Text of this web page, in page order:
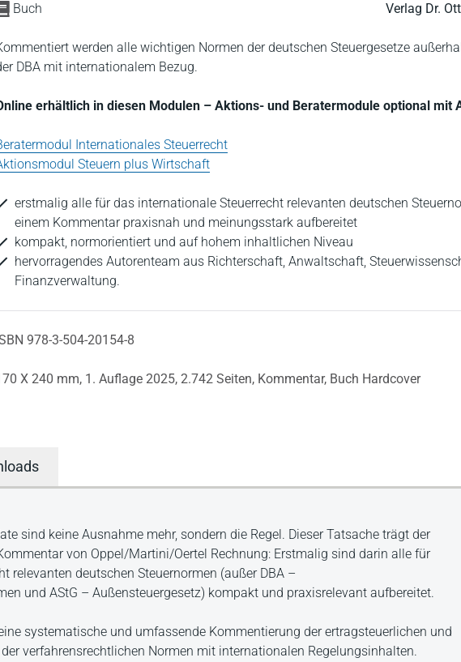
Buch Verlag Dr.
werden alle wichtigen Normen der deutschen Steuergesetze
DBA mit internationalem Bezug.
erhältlich in diesen Modulen – Aktions- und Beratermodule optional mit
Internationales Steuerrecht
Steuern plus Wirtschaft
erstmalig alle für das internationale Steuerrecht relevanten deutschen
einem Kommentar praxisnah und meinungsstark aufbereitet
kompakt, normorientiert und auf hohem inhaltlichen Niveau
hervorragendes Autorenteam aus Richterschaft, Anwaltschaft,
Finanzverwaltung.
978-3-504-20154-8
X 240 mm, 1. Auflage 2025, 2.742 Seiten, Kommentar, Buch Hardcover
sind keine Ausnahme mehr, sondern die Regel. Dieser Tatsache trägt der
von Oppel/Martini/Oertel Rechnung: Erstmalig sind darin alle für
relevanten deutschen Steuernormen (außer DBA –
und AStG – Außensteuergesetz) kompakt und praxisrelevant aufbereitet.
systematische und umfassende Kommentierung der ertragsteuerlichen und
verfahrensrechtlichen Normen mit internationalen Regelungsinhalten.